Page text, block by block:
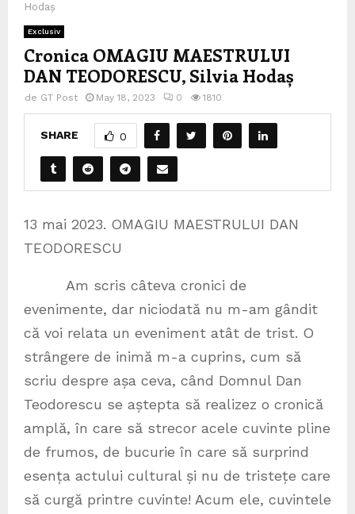
Hodaș
Exclusiv
Cronica OMAGIU MAESTRULUI
DAN TEODORESCU, Silvia Hodaș
de GT Post May 18, 2023 0 1810
SHARE 0
13 mai 2023. OMAGIU MAESTRULUI DAN
TEODORESCU
Am scris câteva cronici de
evenimente, dar niciodată nu m-am gândit
că voi relata un eveniment atât de trist. O
strângere de inimă m-a cuprins, cum să
scriu despre așa ceva, când Domnul Dan
Teodorescu se aștepta să realizez o cronică
amplă, în care să strecor acele cuvinte pline
de frumos, de bucurie în care să surprind
esența actului cultural și nu de tristețe care
să curgă printre cuvinte! Acum ele, cuvintele